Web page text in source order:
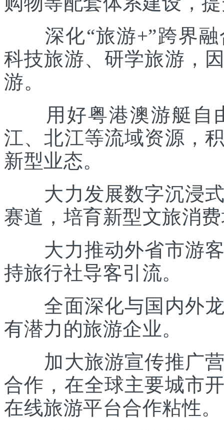
深化“旅游+”跨界融
科技旅游、研学旅游，
游。
用好粤港澳游艇自
江、北江等流域资源，
新型业态。
大力发展数字沉浸式
赛道，培育新型文旅消
大力推动外省市游客
持旅行社导客引流。
全面深化与国内外龙
有潜力的旅游企业。
加大旅游宣传推广营
合作，在全球主要城市
在线旅游平台合作粘性。